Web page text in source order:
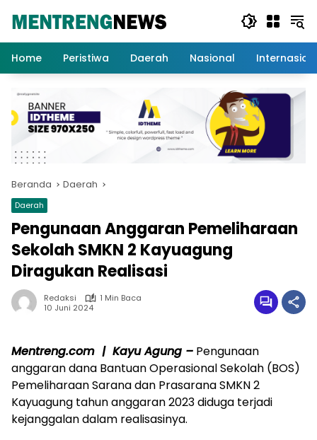
Home
Peristiwa Daerah Nasional
Beranda Daerah
Daerah
Pengunaan Anggaran Pemeliharaan
Sekolah SMKN 2 Kayuagung
Diragukan Realisasi
Redaksi
1 Min Baca
10 Juni 2024
Mentreng.com | Kayu Agung – Pengunaan
anggaran dana Bantuan Operasional Sekolah (BOS)
Pemeliharaan Sarana dan Prasarana SMKN 2
Kayuagung tahun anggaran 2023 diduga terjadi
kejanggalan dalam realisasinya.